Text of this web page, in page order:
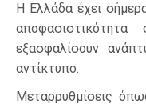
Η Ελλάδα έχει
εξασφαλίσουν
αντίκτυπο.
Μεταρρυθμίσεις